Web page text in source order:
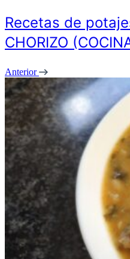
Recetas de
CHORIZO
Anterior